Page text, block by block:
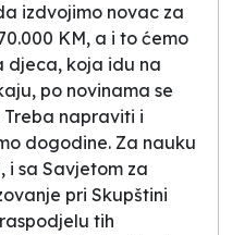
izdvojimo novac za
KM, a i to ćemo
djeca, koja idu na
po novinama se
Treba napraviti i
dogodine. Za nauku
i sa Savjetom za
pri Skupštini
tih